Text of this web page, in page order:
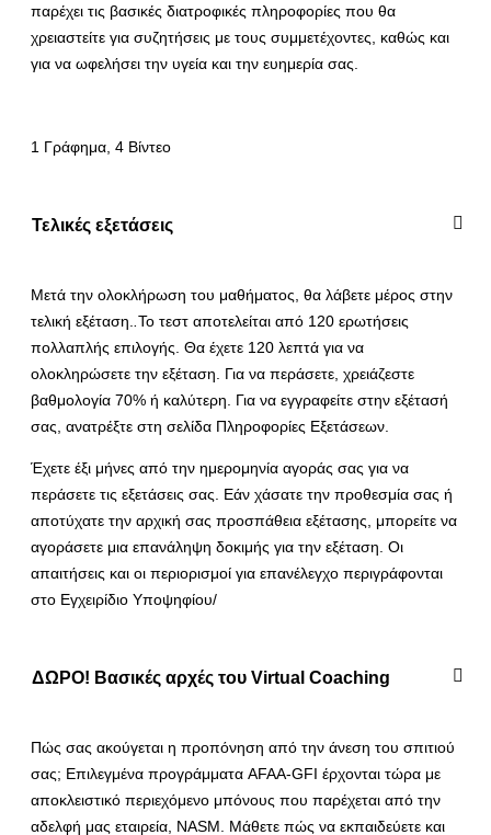
παρέχει τις βασικές διατροφικές πληροφορίες που θα
χρειαστείτε για συζητήσεις με τους συμμετέχοντες, καθώς και
για να ωφελήσει την υγεία και την ευημερία σας.
1 Γράφημα, 4 Βίντεο
Τελικές εξετάσεις
Μετά την ολοκλήρωση του μαθήματος, θα λάβετε μέρος στην
τελική εξέταση. Το τεστ αποτελείται από 120 ερωτήσεις
πολλαπλής επιλογής. Θα έχετε 120 λεπτά για να
ολοκληρώσετε την εξέταση. Για να περάσετε, χρειάζεστε
βαθμολογία 70% ή καλύτερη. Για να εγγραφείτε στην εξέτασή
σας, ανατρέξτε στη σελίδα Πληροφορίες Εξετάσεων.
Έχετε έξι μήνες από την ημερομηνία αγοράς σας για να
περάσετε τις εξετάσεις σας. Εάν χάσατε την προθεσμία σας ή
αποτύχατε την αρχική σας προσπάθεια εξέτασης, μπορείτε να
αγοράσετε μια επανάληψη δοκιμής για την εξέταση. Οι
απαιτήσεις και οι περιορισμοί για επανέλεγχο περιγράφονται
στο Εγχειρίδιο Υποψηφίου/
ΔΩΡΟ! Βασικές αρχές του Virtual Coaching
Πώς σας ακούγεται η προπόνηση από την άνεση του σπιτιού
σας; Επιλεγμένα προγράμματα AFAA-GFI έρχονται τώρα με
αποκλειστικό περιεχόμενο μπόνους που παρέχεται από την
αδελφή μας εταιρεία, NASM. Μάθετε πώς να εκπαιδεύετε και